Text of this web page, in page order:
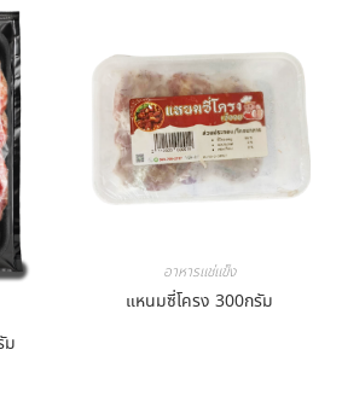
ม
อาหารแช่แข็ง
แหนมซี่โครง 300กรัม